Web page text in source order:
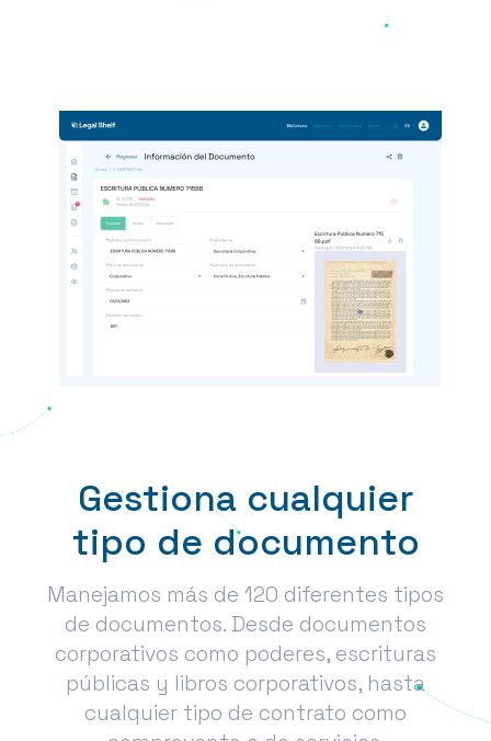
Gestiona cualquier
tipo de documento
Manejamos más de 120 diferentes tipos
de documentos. Desde documentos
corporativos como poderes, escrituras
públicas y libros corporativos, hasta
cualquier tipo de contrato como